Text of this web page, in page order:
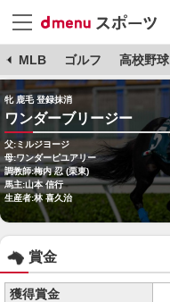
MLB ゴルフ 高校野球
牝 鹿毛 登録抹消
ワンダーブリージー
父:ミルジヨージ
母:ワンダーピユアリー
調教師:梅内 忍 (栗東)
馬主:山本 信行
生産者:林 喜久治
賞金
獲得賞金